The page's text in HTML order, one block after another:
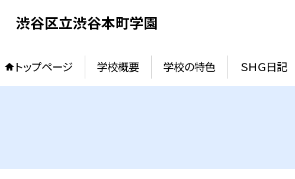
渋谷区立渋谷本町学園
トップページ 学校概要 学校の特色 ＳＨＧ日記